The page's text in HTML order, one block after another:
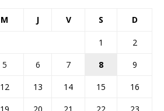
M J V S D
1
2
5 6 7 8
9
12 13 14 15
16
19 20 21 22
23